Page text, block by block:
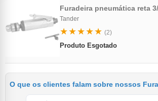
Furadeira pneumática reta
Tander
★★★★★ (2)
Produto Esgotado
O que os clientes falam sobre nossos